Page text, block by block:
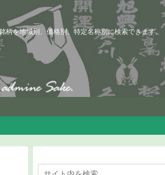
を地域別、価格別、特定名称別に検索できます。